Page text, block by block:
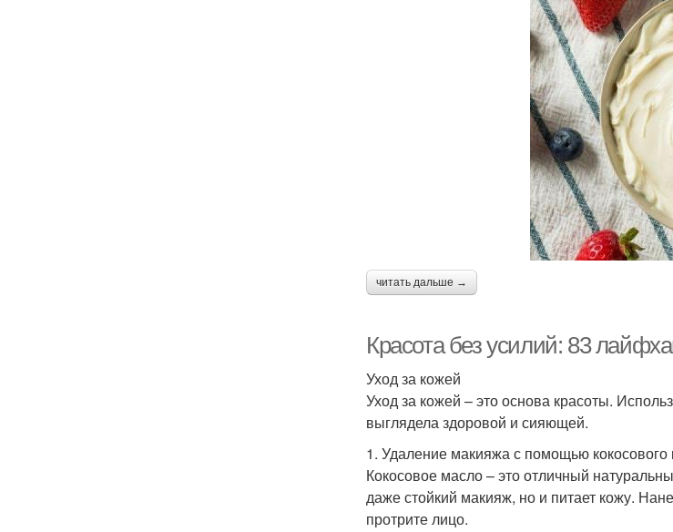
читать дальше →
Красота без усилий: 83
Уход за кожей
Уход за кожей – это основа красоты.
выглядела здоровой и сияющей.
1. Удаление макияжа с помощью кокосового
Кокосовое масло – это отличный
даже стойкий макияж, но и питает кожу.
протрите лицо.